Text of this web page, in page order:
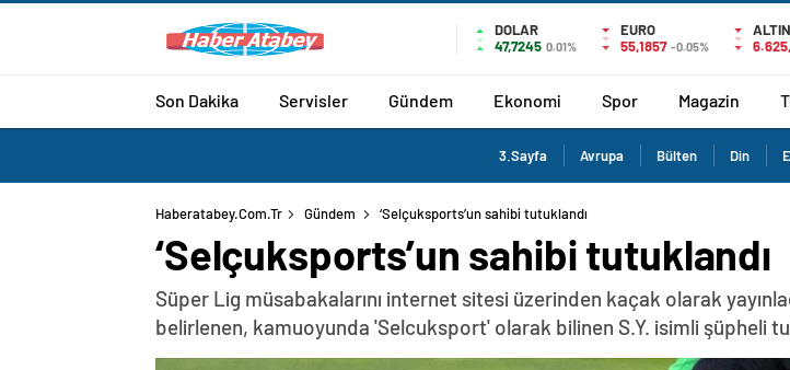
DOLAR
47,7245 0.01%
EURO
55,1857 -0.05%
ALTIN
Son Dakika Servisler Gündem Ekonomi Spor Magazin
3.Sayfa Avrupa Bülten Din
Haberatabey.com.tr Gündem ‘Selçuksports’un sahibi tutuklandı
‘Selçuksports’un sahibi tutuklandı
Süper Lig müsabakalarını internet sitesi üzerinden kaçak olarak
belirlenen, kamuoyunda 'Selcuksport' olarak bilinen S.Y. isimli şüpheli